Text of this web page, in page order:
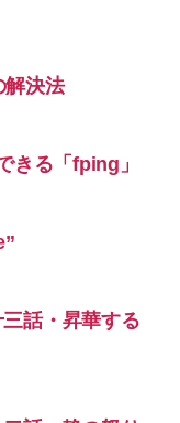
決法
きる「fping」
話・昇華する